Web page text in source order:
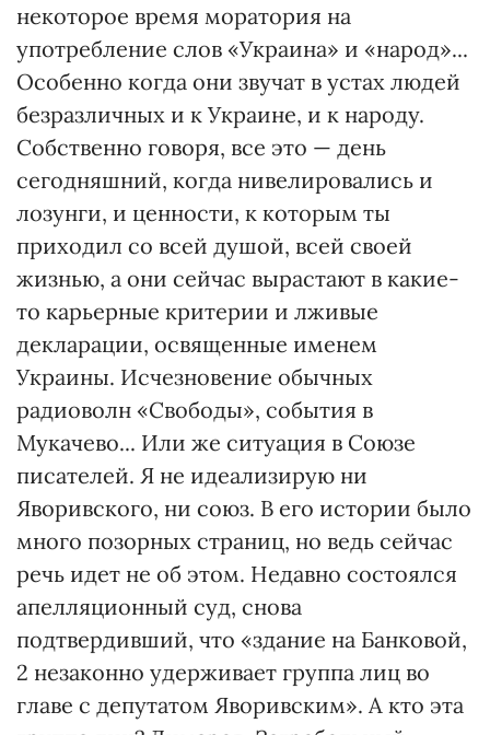
некоторое время моратория на
употребление слов «Украина» и «народ»...
Особенно когда они звучат в устах людей
безразличных и к Украине, и к народу.
Собственно говоря, все это — день
сегодняшний, когда нивелировались и
лозунги, и ценности, к которым ты
приходил со всей душой, всей своей
жизнью, а они сейчас вырастают в какие-
то карьерные критерии и лживые
декларации, освященные именем
Украины. Исчезновение обычных
радиоволн «Свободы», события в
Мукачево... Или же ситуация в Союзе
писателей. Я не идеализирую ни
Яворивского, ни союз. В его истории было
много позорных страниц, но ведь сейчас
речь идет не об этом. Недавно состоялся
апелляционный суд, снова
подтвердивший, что «здание на Банковой,
2 незаконно удерживает группа лиц во
главе с депутатом Яворивским». А кто эта